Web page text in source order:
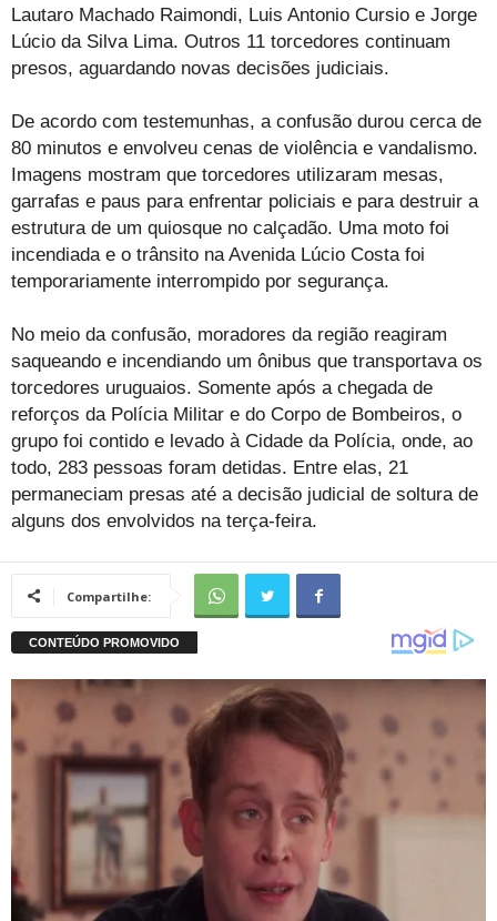
Lautaro Machado Raimondi, Luis Antonio Cursio e Jorge
Lúcio da Silva Lima. Outros 11 torcedores continuam
presos, aguardando novas decisões judiciais.
De acordo com testemunhas, a confusão durou cerca de
80 minutos e envolveu cenas de violência e vandalismo.
Imagens mostram que torcedores utilizaram mesas,
garrafas e paus para enfrentar policiais e para destruir a
estrutura de um quiosque no calçadão. Uma moto foi
incendiada e o trânsito na Avenida Lúcio Costa foi
temporariamente interrompido por segurança.
No meio da confusão, moradores da região reagiram
saqueando e incendiando um ônibus que transportava os
torcedores uruguaios. Somente após a chegada de
reforços da Polícia Militar e do Corpo de Bombeiros, o
grupo foi contido e levado à Cidade da Polícia, onde, ao
todo, 283 pessoas foram detidas. Entre elas, 21
permaneciam presas até a decisão judicial de soltura de
alguns dos envolvidos na terça-feira.
Compartilhe: